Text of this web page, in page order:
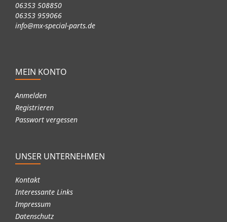
06353 508850
06353 959066
info@mx-special-parts.de
MEIN KONTO
Anmelden
Registrieren
Passwort vergessen
UNSER UNTERNEHMEN
Kontakt
Interessante Links
Impressum
Datenschutz